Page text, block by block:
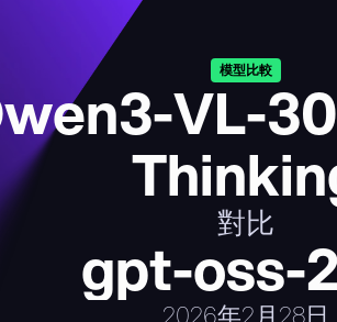
模型比較
VL-
對比
gpt-oss-
2026年2月28日